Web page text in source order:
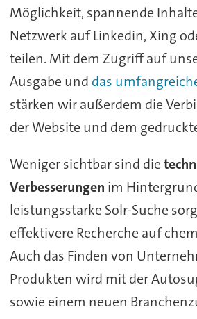
Möglichkeit, spannende
Netzwerk auf Linkedin, Xing
teilen. Mit dem Zugriff auf
Ausgabe und das
stärken wir außerdem die
der Website und dem
Weniger sichtbar sind die
Verbesserungen im
leistungsstarke Solr-Suche
effektivere Recherche auf
Auch das Finden von
Produkten wird mit der
sowie einem neuen